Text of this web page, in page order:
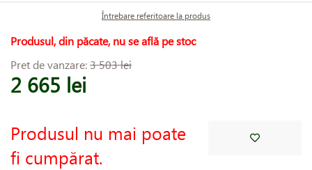
Întrebare referitoare la produs
Produsul, din păcate, nu se află pe stoc
Pret de vanzare:3 503 lei
2 665 lei
Produsul nu mai poate
fi cumpărat.